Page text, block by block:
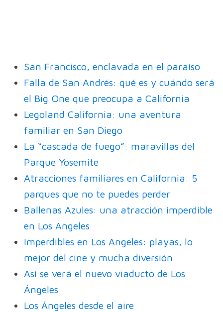
San Francisco, enclavada en el paraíso
Falla de San Andrés: qué es y cuándo será
el Big One que preocupa a California
Legoland California: una aventura
familiar en San Diego
La “cascada de fuego”: maravillas del
Parque Yosemite
Atracciones familiares en California: 5
parques que no te puedes perder
Ballenas Azules: una atracción imperdible
en Los Angeles
Imperdibles en Los Angeles: playas, lo
mejor del cine y mucha diversión
Así se verá el nuevo viaducto de Los
Ángeles
Los Ángeles desde el aire